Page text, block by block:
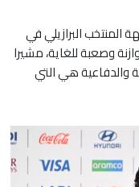
البرازيلي في
وصعبة للغاية، مشيرا
والدفاعية هي التي